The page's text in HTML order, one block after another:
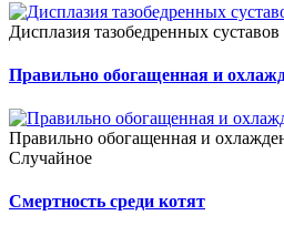
Дисплазия тазобедренных
Правильно обогащенная и
Правильно обогащенная и
Случайное
Смертность среди котят